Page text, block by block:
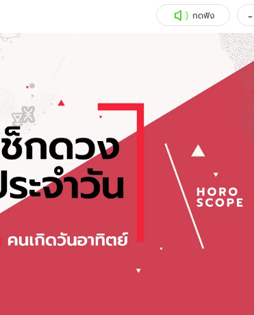
สุขภาพ
Sanook Choice
ามสนุกโซเชียลได้ที่
ำกัด
กดฟัง -